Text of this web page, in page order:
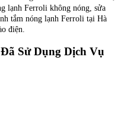
lạnh Ferroli không nóng, sửa
tắm nóng lạnh Ferroli tại Hà
điện.
Sử Dụng Dịch Vụ